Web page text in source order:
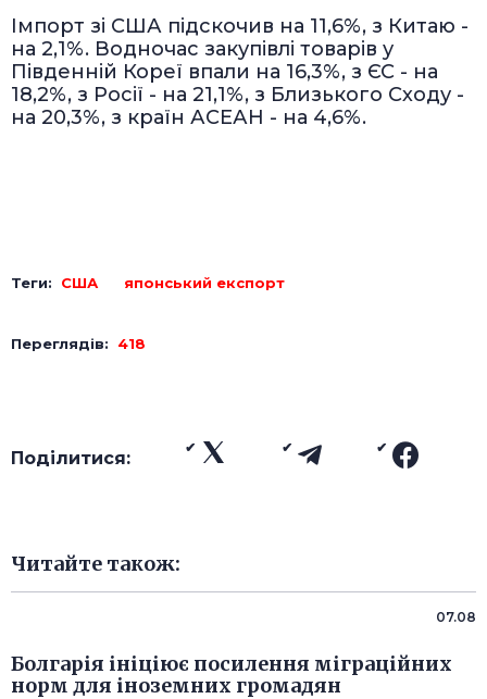
Імпорт зі США підскочив на 11,6%, з Китаю -
на 2,1%. Водночас закупівлі товарів у
Південній Кореї впали на 16,3%, з ЄС - на
18,2%, з Росії - на 21,1%, з Близького Сходу -
на 20,3%, з країн АСЕАН - на 4,6%.
Теги: США японський експорт
Переглядів: 418
Поділитися:
Читайте також:
07.08
Болгарія ініціює посилення міграційних
норм для іноземних громадян